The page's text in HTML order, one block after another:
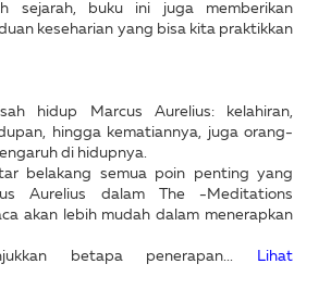
sejarah, buku ini juga memberikan
keseharian yang bisa kita praktikkan
hidup Marcus Aurelius: kelahiran,
hingga kematiannya, juga orang-
di hidupnya.
belakang semua poin penting yang
Aurelius dalam The -Meditations
akan lebih mudah dalam menerapkan
betapa penerapan...
Lihat